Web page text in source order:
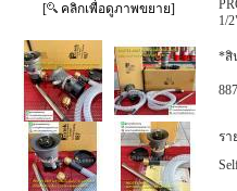
[ คลิกเพื่อดูภาพขยาย]
1/
*สิ
รา